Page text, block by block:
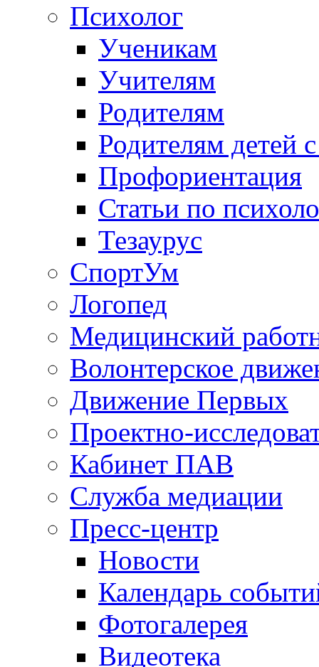
Психолог
Ученикам
Учителям
Родителям
Родителям детей
Профориентация
Статьи по
Тезаурус
СпортУм
Логопед
Медицинский
Волонтерское
Движение Первых
Проектно-
Кабинет ПАВ
Служба медиации
Пресс-центр
Новости
Календарь
Фотогалерея
Видеотека